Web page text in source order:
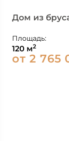
Дом из
Площадь:
120 м2
от 2 765